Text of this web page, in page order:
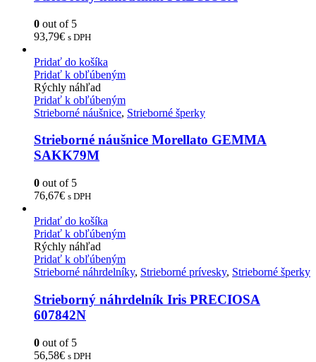
0 out of 5
93,79€ s DPH
Pridať do košíka
Pridať k obľúbeným
Rýchly náhľad
Pridať k obľúbeným
Strieborné náušnice, Strieborné šperky
Strieborné náušnice Morellato GEMMA
SAKK79M
0 out of 5
76,67€ s DPH
Pridať do košíka
Pridať k obľúbeným
Rýchly náhľad
Pridať k obľúbeným
Strieborné náhrdelníky, Strieborné prívesky, Strieborné šperky
Strieborný náhrdelník Iris PRECIOSA
607842N
0 out of 5
56,58€ s DPH